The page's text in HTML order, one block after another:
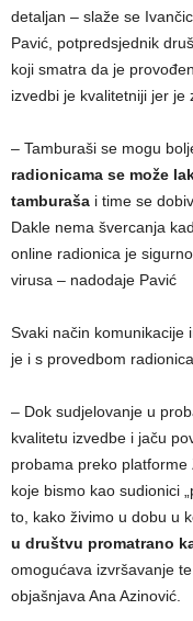
detaljan – slaže se
Pavić, potpredsjednik
koji smatra da je
izvedbi je kvalitetniji jer je
– Tamburaši se mogu
radionicama se može
tamburaša i time se
Dakle nema švercanja
online radionica je
virusa – nadodaje Pavić
Svaki način komunikacije
je i s provedbom
– Dok sudjelovanje u
kvalitetu izvedbe i jaču
probama preko
koje bismo kao sudionici
to, kako živimo u dobu u
u društvu promatrano
omogućava izvršavanje
objašnjava Ana Azinović.